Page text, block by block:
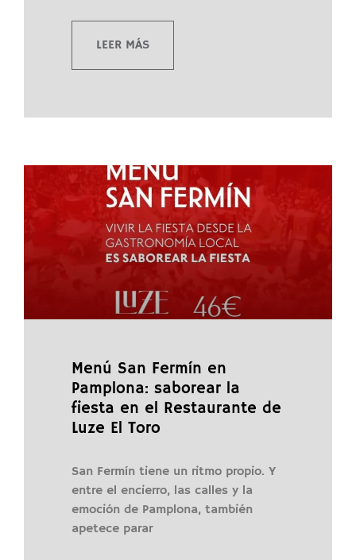
LEER MÁS
Menú San Fermín en
Pamplona: saborear la
fiesta en el Restaurante de
Luze El Toro
San Fermín tiene un ritmo propio. Y
entre el encierro, las calles y la
emoción de Pamplona, también
apetece parar